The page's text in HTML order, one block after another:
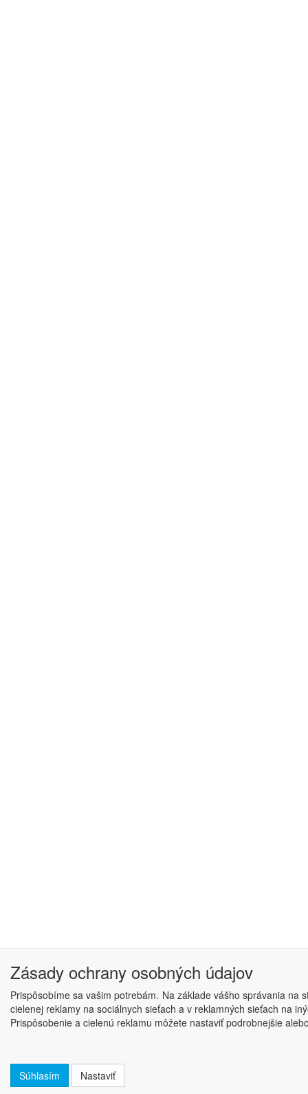
Zásady ochrany osobných údajov
Prispôsobíme sa vašim potrebám. Na základe vášho správania
cielenej reklamy na sociálnych sieťach a v reklamných sieťach na
Prispôsobenie a cielenú reklamu môžete nastaviť podrobnejšie
Súhlasím Nastaviť